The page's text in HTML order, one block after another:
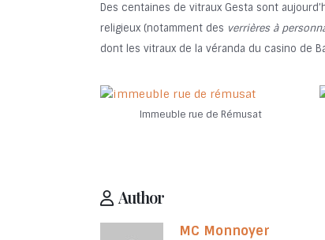
Des centaines de vitraux Gesta sont
religieux (notamment des verrières à
dont les vitraux de la véranda du casino de
Immeuble rue de Rémusat
Author
MC Monnoyer